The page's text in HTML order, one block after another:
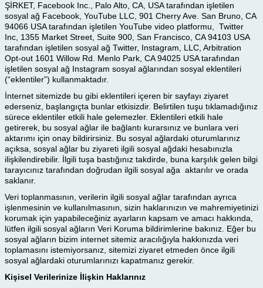
ŞİRKET, Facebook Inc., Palo Alto, CA, USA tarafından işletilen
sosyal ağ Facebook, YouTube LLC, 901 Cherry Ave. San Bruno, CA
94066 USA tarafından işletilen YouTube video platformu, Twitter
Inc, 1355 Market Street, Suite 900, San Francisco, CA 94103 USA
tarafından işletilen sosyal ağ Twitter, Instagram, LLC, Arbitration
Opt-out 1601 Willow Rd. Menlo Park, CA 94025 USA tarafından
işletilen sosyal ağ Instagram sosyal ağlarından sosyal eklentileri
(“eklentiler”) kullanmaktadır.
İnternet sitemizde bu gibi eklentileri içeren bir sayfayı ziyaret
ederseniz, başlangıçta bunlar etkisizdir. Belirtilen tuşu tıklamadığınız
sürece eklentiler etkili hale gelemezler. Eklentileri etkili hale
getirerek, bu sosyal ağlar ile bağlantı kurarsınız ve bunlara veri
aktarımı için onay bildirirsiniz. Bu sosyal ağlardaki oturumlarınız
açıksa, sosyal ağlar bu ziyareti ilgili sosyal ağdaki hesabınızla
ilişkilendirebilir. İlgili tuşa bastığınız takdirde, buna karşılık gelen bilgi
tarayıcınız tarafından doğrudan ilgili sosyal ağa aktarılır ve orada
saklanır.
Veri toplanmasının, verilerin ilgili sosyal ağlar tarafından ayrıca
işlenmesinin ve kullanılmasının, sizin haklarınızın ve mahremiyetinizi
korumak için yapabileceğiniz ayarların kapsam ve amacı hakkında,
lütfen ilgili sosyal ağların Veri Koruma bildirimlerine bakınız. Eğer bu
sosyal ağların bizim internet sitemiz aracılığıyla hakkınızda veri
toplamasını istemiyorsanız, sitemizi ziyaret etmeden önce ilgili
sosyal ağlardaki oturumlarınızı kapatmanız gerekir.
Kişisel Verilerinize İlişkin Haklarınız